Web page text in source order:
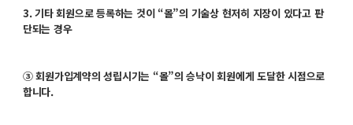
3. 기타 회원으로 등록하는 것이 “몰”의 기술상 현저히 지장이 있다고 판
단되는 경우
③ 회원가입계약의 성립시기는 “몰”의 승낙이 회원에게 도달한 시점으로
합니다.